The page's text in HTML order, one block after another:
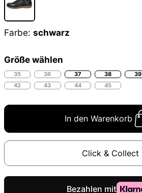
Farbe: schwarz
Größe wählen
35 36 37 38 39
42
43 44 45
In den Warenkorb
Click & Collect